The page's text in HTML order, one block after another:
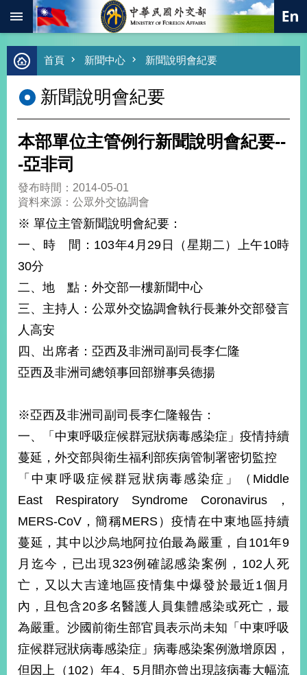
跳到主要內容區塊
進
階
尋
熱
總
合
外
值
外
交
經
濟
不
落
國
海
護
照
首
頁
網
站
導
覽
關
於
本
部
新
首頁 新聞中心 新聞說明會紀要
新聞說明會紀要
本部單位主管例行新聞說明會紀要--
-亞非司
發布時間：2014-05-01
資料來源：公眾外交協調會
※ 單位主管新聞說明會紀要：
一、時 間：103年4月29日（星期二）上午10時
30分
二、地 點：外交部一樓新聞中心
三、主持人：公眾外交協調會執行長兼外交部發言
人高安
四、出席者：亞西及非洲司副司長李仁隆
亞西及非洲司總領事回部辦事吳德揚
※亞西及非洲司副司長李仁隆報告：
一、「中東呼吸症候群冠狀病毒感染症」疫情持續
蔓延，外交部與衛生福利部疾病管制署密切監控
「中東呼吸症候群冠狀病毒感染症」（Middle
East Respiratory Syndrome Coronavirus，
MERS-CoV，簡稱MERS）疫情在中東地區持續
蔓延，其中以沙烏地阿拉伯最為嚴重，自101年9
月迄今，已出現323例確認感染案例，102人死
亡，又以大吉達地區疫情集中爆發於最近1個月
內，且包含20多名醫護人員集體感染或死亡，最
為嚴重。沙國前衛生部官員表示尚未知「中東呼吸
症候群冠狀病毒感染症」病毒感染案例激增原因，
但因上（102）年4、5月間亦曾出現該病毒大幅流